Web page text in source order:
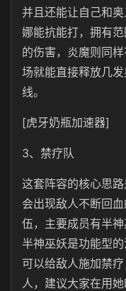
并且还能让自己和
娜能抗能打，拥有
的伤害，炎魔则同
场就能直接释放几
线。
[虎牙奶瓶加速器]
3、禁疗队
这套阵容的核心思
会出现敌人不断回
伍，主要成员有半神
半神巫妖是功能型
可以给敌人施加禁
人，建议大家在用